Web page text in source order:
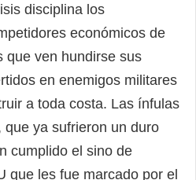
disciplina los
económicos de
que ven hundirse sus
en enemigos militares
a toda costa. Las ínfulas
ya sufrieron un duro
cumplido el sino de
que les fue marcado por el